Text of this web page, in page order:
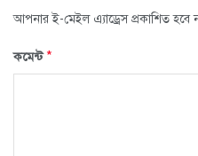
আপনার ই-মেইল এ্যাড্রেস প্রকাশিত হবে
কমেন্ট*